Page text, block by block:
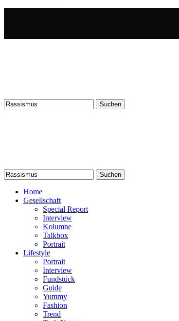
Suchen
nach:
Suchen
nach:
Home
Gesellschaft
Special Report
Interview
Kolumne
Talkbox
Portrait
Lifestyle
Portrait
Interview
Fundstück
Guide
Yummy
Fashion
Trend